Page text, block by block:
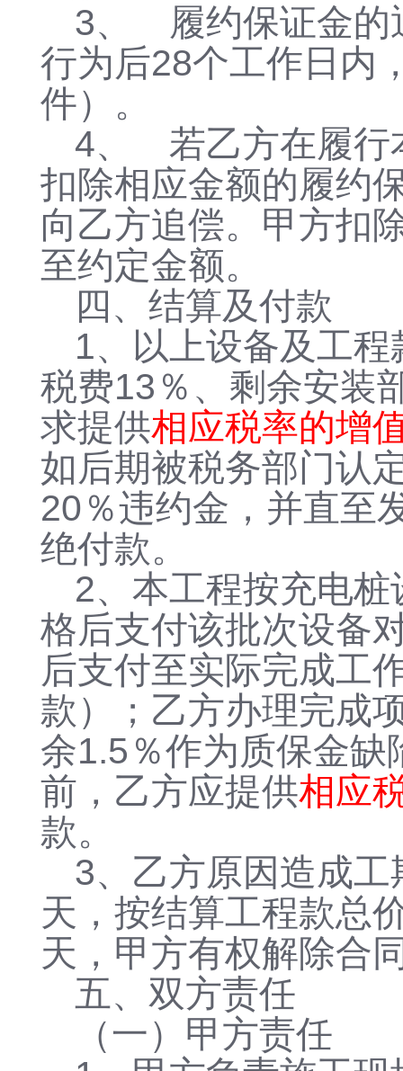
3、 履约保证金的
行为后28个工作日内
件）。
4、 若乙方在履行
扣除相应金额的履约
向乙方追偿。甲方扣
至约定金额。
四、结算及付款
1、以上设备及工程
税费13％、剩余安装
求提供相应税率的增
如后期被税务部门认
20％违约金，并直至
绝付款。
2、本工程按充电
格后支付该批次设备
后支付至实际完成工
款）；乙方办理完成
余1.5％作为质保金
前，乙方应提供相应
款。
3、乙方原因造成
天，按结算工程款总
天，甲方有权解除合
五、双方责任
（一）甲方责任